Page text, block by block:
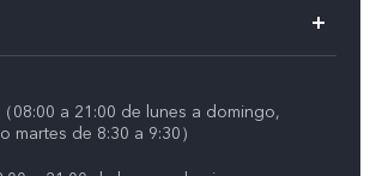
08:00 a 21:00 de lunes a domingo,
martes de 8:30 a 9:30）